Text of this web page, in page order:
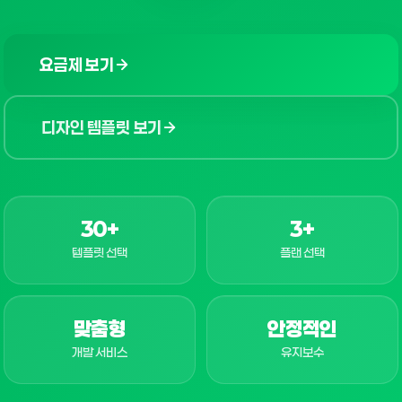
요금제 보기
디자인 템플릿 보기
30+
템플릿 선택
3+
플랜 선택
맞춤형
개발 서비스
안정적인
유지보수